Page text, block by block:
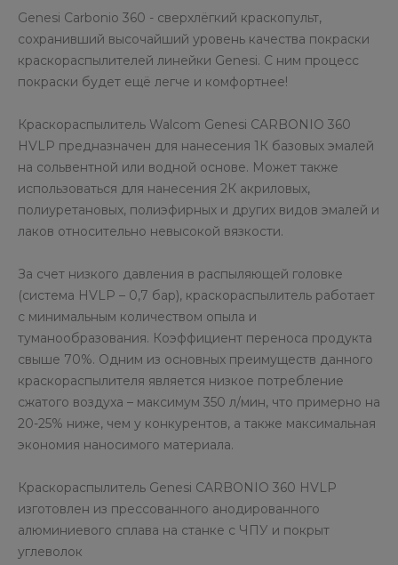
Genesi Carbonio 360 - сверхлёгкий краскопульт,
сохранивший высочайший уровень качества покраски
краскораспылителей линейки Genesi. С ним процесс
покраски будет ещё легче и комфортнее!
Краскораспылитель Walcom Genesi CARBONIO 360
HVLP предназначен для нанесения 1К базовых эмалей
на сольвентной или водной основе. Может также
использоваться для нанесения 2К акриловых,
полиуретановых, полиэфирных и других видов эмалей и
лаков относительно невысокой вязкости.
За счет низкого давления в распыляющей головке
(система HVLP – 0,7 бар), краскораспылитель работает
с минимальным количеством опыла и
туманообразования. Коэффициент переноса продукта
свыше 70%. Одним из основных преимуществ данного
краскораспылителя является низкое потребление
сжатого воздуха – максимум 350 л/мин, что примерно на
20-25% ниже, чем у конкурентов, а также максимальная
экономия наносимого материала.
Краскораспылитель Genesi CARBONIO 360 HVLP
изготовлен из прессованного анодированного
алюминиевого сплава на станке с ЧПУ и покрыт
углеволок